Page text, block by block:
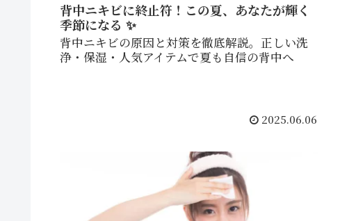
背中ニキビに終止符！この夏、あなたが輝く
季節になる ✨
背中ニキビの原因と対策を徹底解説。正しい洗
浄・保湿・人気アイテムで夏も自信の背中へ
2025.06.06